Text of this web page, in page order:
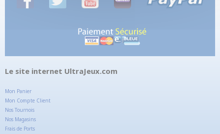
Le site internet UltraJeux.com
Mon Panier
Mon Compte Client
Nos Tournois
Nos Magasins
Frais de Ports